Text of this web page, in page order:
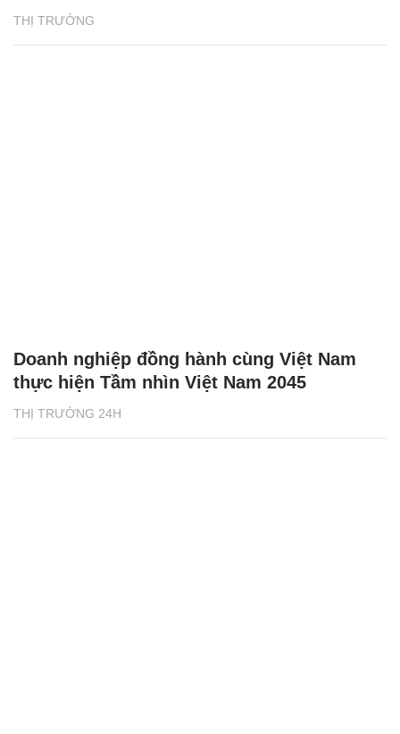
THỊ TRƯỜNG
THỊ TRƯỜNG 24H
Doanh nghiệp đồng hành cùng Việt Nam
thực hiện Tầm nhìn Việt Nam 2045